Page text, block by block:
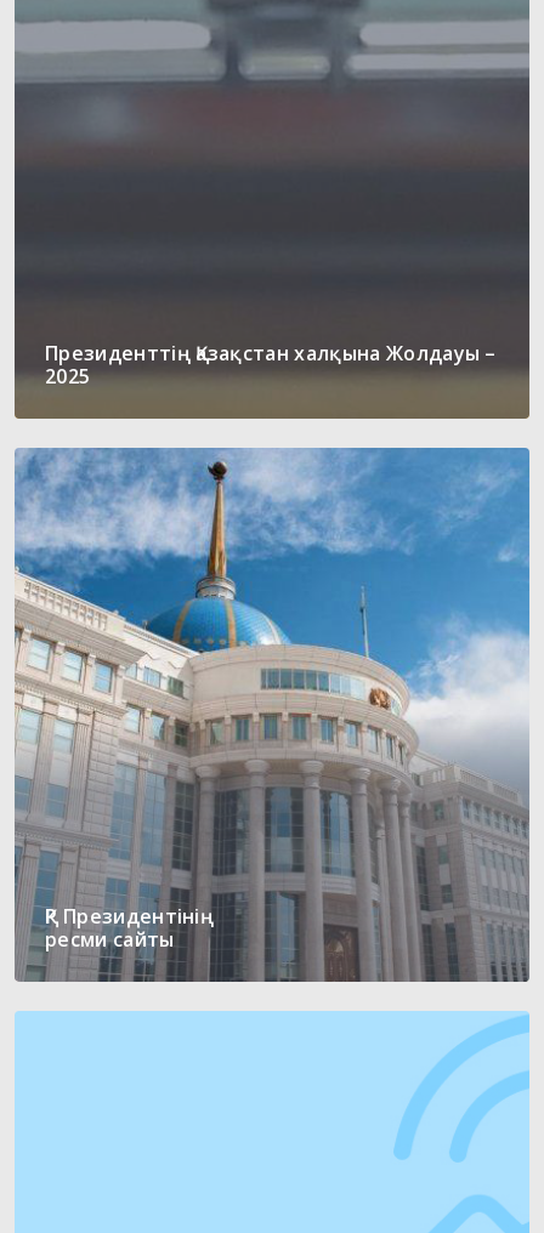
Президенттің Қазақстан халқына Жолдауы –
2025
ҚР Президентінің
ресми сайты